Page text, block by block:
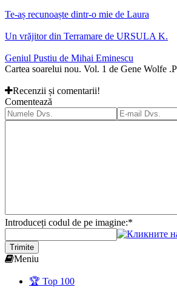
Te-aș recunoaște dintr-o mie de Laura
Un vrăjitor din Terramare de URSULA K.
Geniul Pustiu de Mihai Eminescu
Cartea soarelui nou. Vol. 1 de Gene Wolfe
Recenzii și comentarii!
Comentează
Introduceți codul de pe imagine:*
Trimite
Meniu
🏆 Top 100